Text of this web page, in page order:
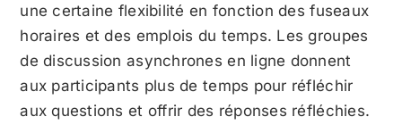
une certaine flexibilité en fonction des fuseaux
horaires et des emplois du temps. Les groupes
de discussion asynchrones en ligne donnent
aux participants plus de temps pour réfléchir
aux questions et offrir des réponses réfléchies.